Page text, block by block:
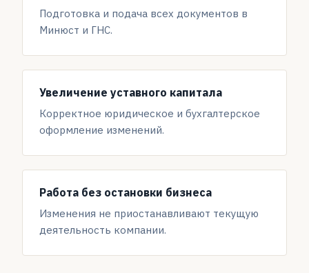
Подготовка и подача всех документов в
Минюст и ГНС.
Увеличение уставного капитала
Корректное юридическое и бухгалтерское
оформление изменений.
Работа без остановки бизнеса
Изменения не приостанавливают текущую
деятельность компании.